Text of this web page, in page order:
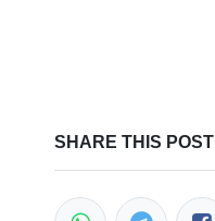
SHARE THIS POST